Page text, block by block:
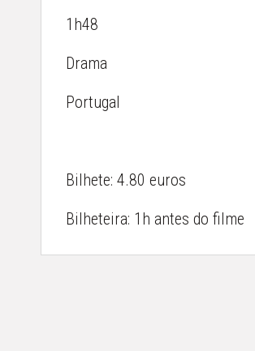
AGENDA
DESTAQUES
GALERIA
CONTACTOS
1h48
Drama
Portugal
Bilhete: 4.80 euros
Bilheteira: 1h antes do filme